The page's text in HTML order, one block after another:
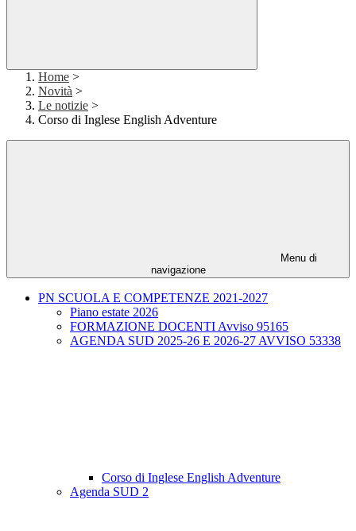
Home >
Novità >
Le notizie >
Corso di Inglese English Adventure
Menu di
navigazione
PN SCUOLA E COMPETENZE 2021-2027
Piano estate 2026
FORMAZIONE DOCENTI Avviso 95165
AGENDA SUD 2025-26 E 2026-27 AVVISO 53338
Corso di Inglese English Adventure
Agenda SUD 2